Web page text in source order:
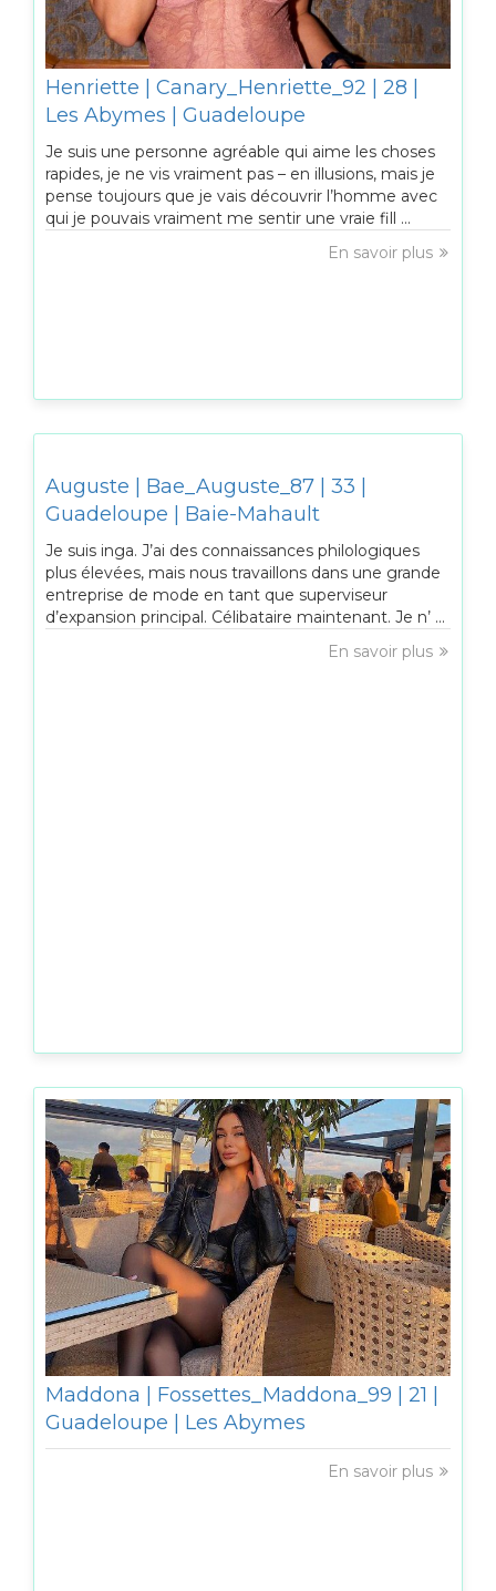
Henriette | Canary_Henriette_92 | 28 |
Les Abymes | Guadeloupe
Je suis une personne agréable qui aime les choses
rapides, je ne vis vraiment pas – en illusions, mais je
pense toujours que je vais découvrir l’homme avec
qui je pouvais vraiment me sentir une vraie fill ...
En savoir plus
Auguste | Bae_Auguste_87 | 33 |
Guadeloupe | Baie-Mahault
Je suis inga. J’ai des connaissances philologiques
plus élevées, mais nous travaillons dans une grande
entreprise de mode en tant que superviseur
d’expansion principal. Célibataire maintenant. Je n’ ...
En savoir plus
Maddona | Fossettes_Maddona_99 | 21 |
Guadeloupe | Les Abymes
En savoir plus